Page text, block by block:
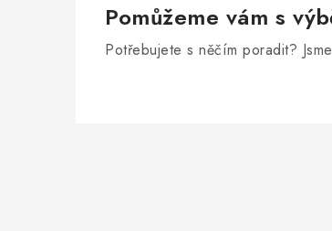
Pomůžeme vám s
Potřebujete s něčím poradit?